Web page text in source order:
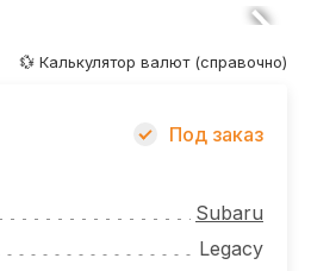
💱 Калькулятор валют (справочно)
Под заказ
Subaru
Legacy